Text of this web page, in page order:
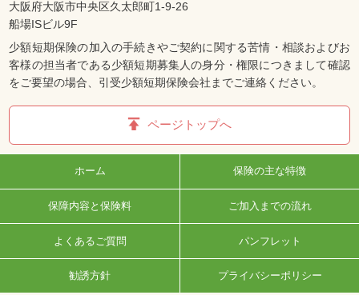
大阪府大阪市中央区久太郎町1-9-26
船場ISビル9F
少額短期保険の加入の手続きやご契約に関する苦情・相談およびお
客様の担当者である少額短期募集人の身分・権限につきまして確認
をご要望の場合、引受少額短期保険会社までご連絡ください。
ページトップへ
ホーム 保険の主な特徴
保障内容と保険料 ご加入までの流れ
よくあるご質問 パンフレット
勧誘方針 プライバシーポリシー